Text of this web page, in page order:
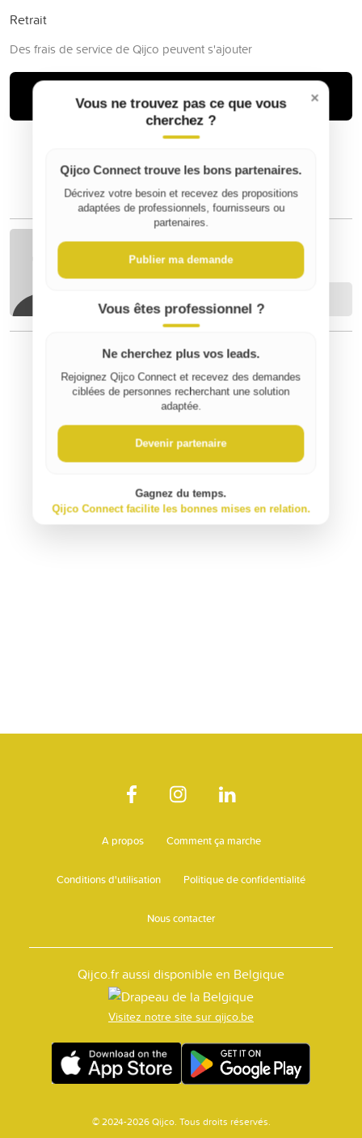
Retrait
Des frais de service de Qijco peuvent s'ajouter
Acheter
Antoine R
⚠️ Signaler un contenu inapproprié
A propos Comment ça marche
Conditions d'utilisation Politique de confidentialité
Nous contacter
Qijco.fr aussi disponible en Belgique
Visitez notre site sur qijco.be
© 2024-2026 Qijco. Tous droits réservés.
×
Vous ne trouvez pas ce que vous
cherchez ?
Qijco Connect trouve les bons partenaires.
Décrivez votre besoin et recevez des propositions
adaptées de professionnels, fournisseurs ou
partenaires.
Publier ma demande
Vous êtes professionnel ?
Ne cherchez plus vos leads.
Rejoignez Qijco Connect et recevez des demandes
ciblées de personnes recherchant une solution
adaptée.
Devenir partenaire
Gagnez du temps.
Qijco Connect facilite les bonnes mises en relation.